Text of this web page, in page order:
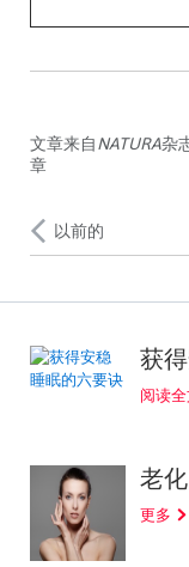
文章来自NATURA杂
章
以前的
获
阅读全
老
更多